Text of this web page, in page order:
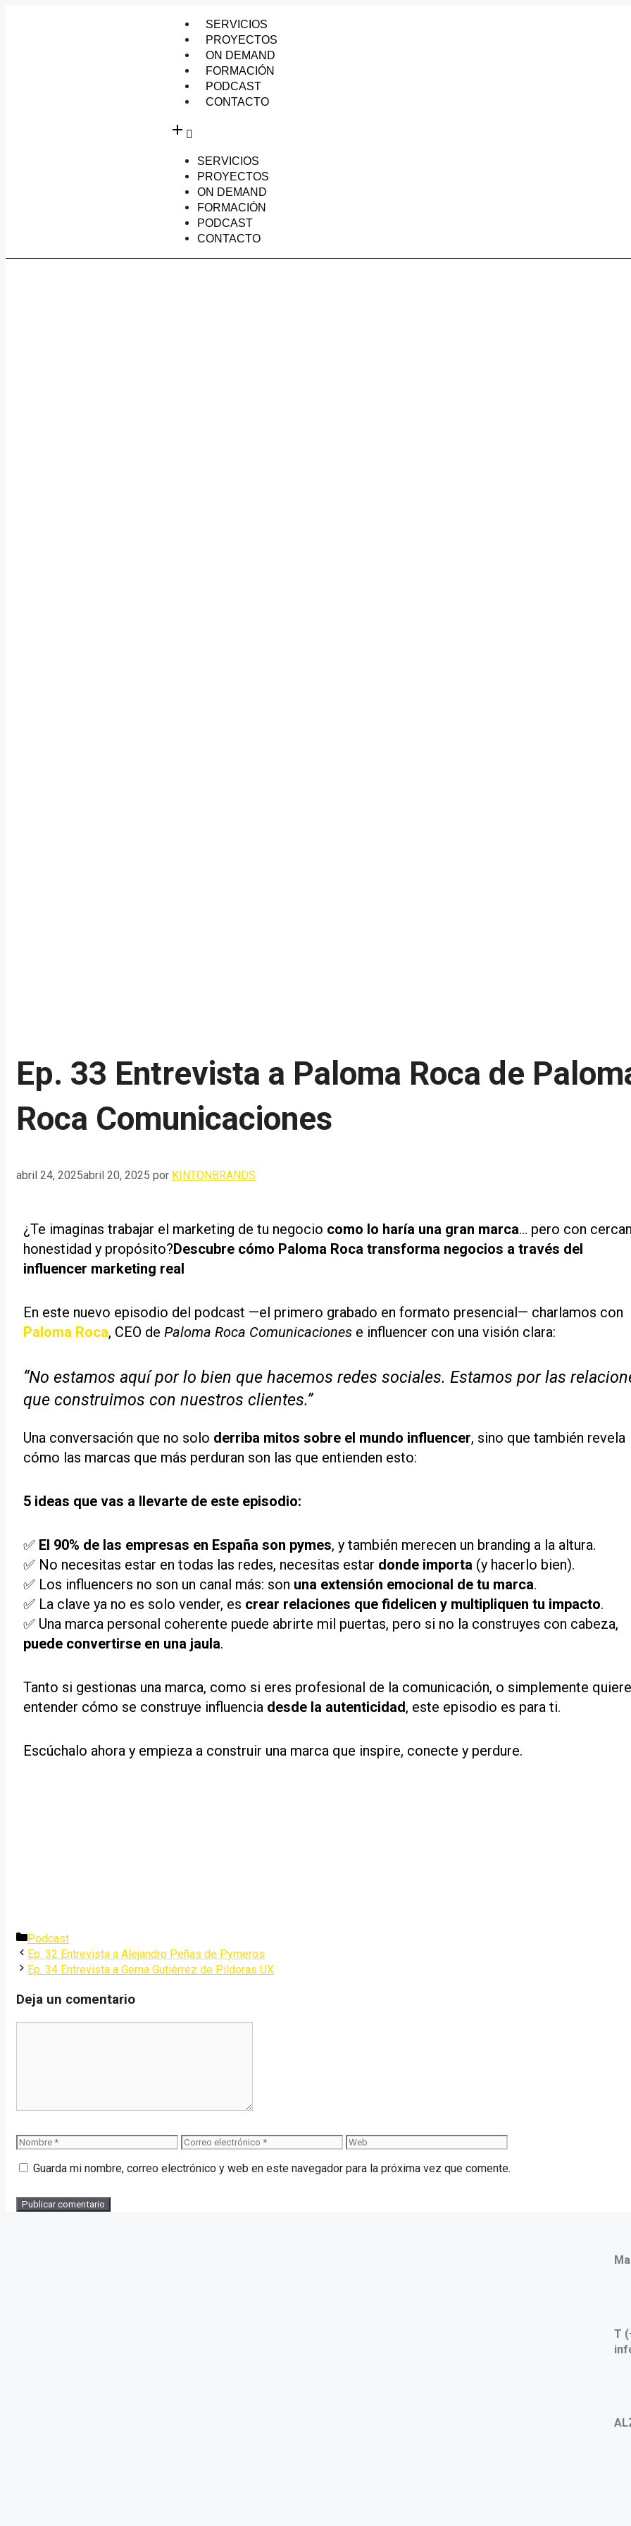
SERVICIOS
PROYECTOS
ON DEMAND
FORMACIÓN
PODCAST
CONTACTO
SERVICIOS
PROYECTOS
ON DEMAND
FORMACIÓN
PODCAST
CONTACTO
Ep. 33 Entrevista a Paloma Roca de
Roca Comunicaciones
abril 24, 2025abril 20, 2025 por KINTONBRANDS
¿Te imaginas trabajar el marketing de tu negocio como lo haría una gran marca… pero con
honestidad y propósito?Descubre cómo Paloma Roca transforma negocios a través del
influencer marketing real
En este nuevo episodio del podcast —el primero grabado en formato presencial— charlamos con
Paloma Roca, CEO de Paloma Roca Comunicaciones e influencer con una visión clara:
“No estamos aquí por lo bien que hacemos redes sociales. Estamos por las
que construimos con nuestros clientes.”
Una conversación que no solo derriba mitos sobre el mundo influencer, sino que también revela
cómo las marcas que más perduran son las que entienden esto:
5 ideas que vas a llevarte de este episodio:
✅ El 90% de las empresas en España son pymes, y también merecen un branding a la altura.
✅ No necesitas estar en todas las redes, necesitas estar donde importa (y hacerlo bien).
✅ Los influencers no son un canal más: son una extensión emocional de tu marca.
✅ La clave ya no es solo vender, es crear relaciones que fidelicen y multipliquen tu impacto.
✅ Una marca personal coherente puede abrirte mil puertas, pero si no la construyes con cabeza,
puede convertirse en una jaula.
Tanto si gestionas una marca, como si eres profesional de la comunicación, o simplemente
entender cómo se construye influencia desde la autenticidad, este episodio es para ti.
Escúchalo ahora y empieza a construir una marca que inspire, conecte y perdure.
Podcast
Ep. 32 Entrevista a Alejandro Peñas de Pymeros
Ep. 34 Entrevista a Gema Gutiérrez de Pildoras UX
Deja un comentario
Guarda mi nombre, correo electrónico y web en este navegador para la próxima vez que comente.
T